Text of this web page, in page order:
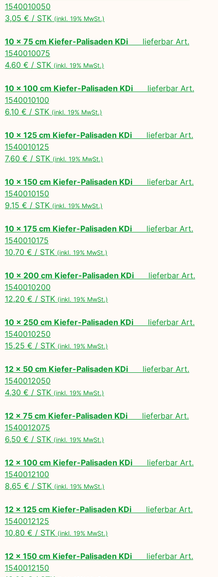
1540010050
3,05 € / STK (inkl. 19% MwSt.)
10 x 75 cm Kiefer-Palisaden KDi lieferbar Art.
1540010075
4,60 € / STK (inkl. 19% MwSt.)
10 x 100 cm Kiefer-Palisaden KDi lieferbar Art.
1540010100
6,10 € / STK (inkl. 19% MwSt.)
10 x 125 cm Kiefer-Palisaden KDi lieferbar Art.
1540010125
7,60 € / STK (inkl. 19% MwSt.)
10 x 150 cm Kiefer-Palisaden KDi lieferbar Art.
1540010150
9,15 € / STK (inkl. 19% MwSt.)
10 x 175 cm Kiefer-Palisaden KDi lieferbar Art.
1540010175
10,70 € / STK (inkl. 19% MwSt.)
10 x 200 cm Kiefer-Palisaden KDi lieferbar Art.
1540010200
12,20 € / STK (inkl. 19% MwSt.)
10 x 250 cm Kiefer-Palisaden KDi lieferbar Art.
1540010250
15,25 € / STK (inkl. 19% MwSt.)
12 x 50 cm Kiefer-Palisaden KDi lieferbar Art.
1540012050
4,30 € / STK (inkl. 19% MwSt.)
12 x 75 cm Kiefer-Palisaden KDi lieferbar Art.
1540012075
6,50 € / STK (inkl. 19% MwSt.)
12 x 100 cm Kiefer-Palisaden KDi lieferbar Art.
1540012100
8,65 € / STK (inkl. 19% MwSt.)
12 x 125 cm Kiefer-Palisaden KDi lieferbar Art.
1540012125
10,80 € / STK (inkl. 19% MwSt.)
12 x 150 cm Kiefer-Palisaden KDi lieferbar Art.
1540012150